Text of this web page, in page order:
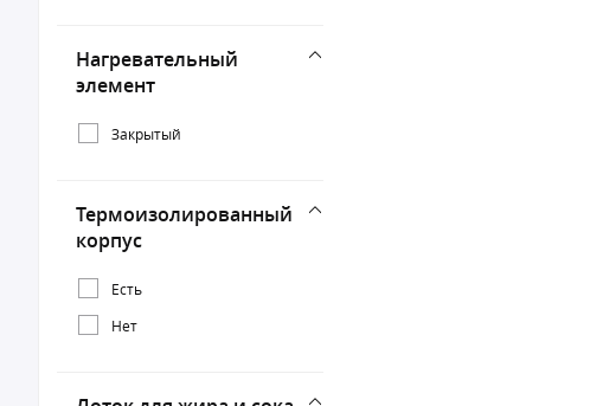
Нагревательный
элемент
Закрытый
Термоизолированный
корпус
Есть
Нет